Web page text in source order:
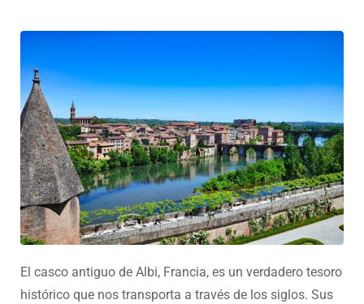
El casco antiguo de Albi, Francia, es un verdadero tesoro
histórico que nos transporta a través de los siglos. Sus